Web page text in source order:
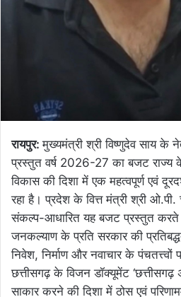
रायपुर:मुख्यमंत्री श्री विष्णुदेव साय के
प्रस्तुत वर्ष 2026-27 का बजट राज्य
विकास की दिशा में एक महत्वपूर्ण एवं
रहा है। प्रदेश के वित्त मंत्री श्री ओ.पी.
संकल्प-आधारित यह बजट प्रस्तुत करते
जनकल्याण के प्रति सरकार की
निवेश, निर्माण और नवाचार के
छत्तीसगढ़ के विजन डॉक्यूमेंट
साकार करने की दिशा में ठोस एवं